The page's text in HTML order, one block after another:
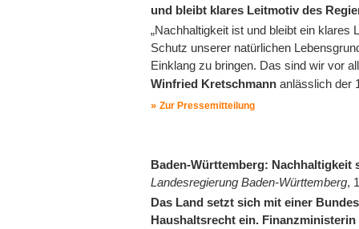
und bleibt klares Leitmotiv des
„Nachhaltigkeit ist und bleibt ein
Schutz unserer natürlichen
Einklang zu bringen. Das sind wir vor
Winfried Kretschmann anlässlich der
Zur Pressemitteilung
Baden-Württemberg:
Landesregierung Baden-Württemberg,
Das Land setzt sich mit einer
Haushaltsrecht ein.